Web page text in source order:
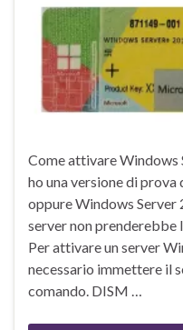
Come attivare Windows
ho una versione di
oppure Windows Server
server non prenderebbe
Per attivare un server
necessario immettere il
comando. DISM …